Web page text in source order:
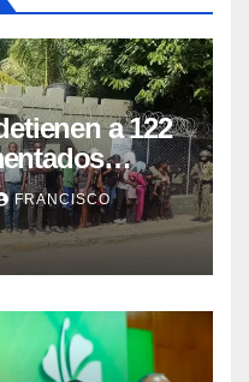
a 122
en
Rodríguez
FRANCISCO